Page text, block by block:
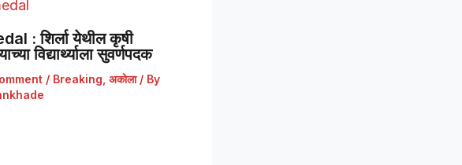
: शिर्ला येथील कृषी
विद्यार्थ्याला सुवर्णपदक
/ Breaking अकोला/ By